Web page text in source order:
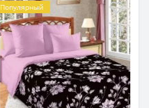
Популярный